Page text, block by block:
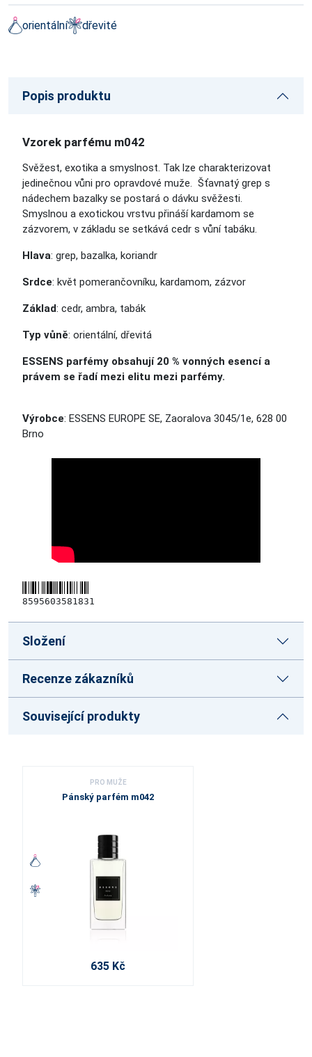
orientální dřevité
Popis produktu
Vzorek parfému m042
Svěžest, exotika a smyslnost. Tak lze charakterizovat
jedinečnou vůni pro opravdové muže. Šťavnatý grep s
nádechem bazalky se postará o dávku svěžesti.
Smyslnou a exotickou vrstvu přináší kardamom se
zázvorem, v základu se setkává cedr s vůní tabáku.
Hlava: grep, bazalka, koriandr
Srdce: květ pomerančovníku, kardamom, zázvor
Základ: cedr, ambra, tabák
Typ vůně: orientální, dřevitá
ESSENS parfémy obsahují 20 % vonných esencí a
právem se řadí mezi elitu mezi parfémy.
Výrobce: ESSENS EUROPE SE, Zaoralova 3045/1e, 628 00
Brno
8595603581831
Složení
Recenze zákazníků
Související produkty
PRO MUŽE
Pánský parfém m042
635 Kč